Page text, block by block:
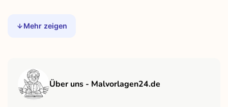
Mehr zeigen
Über uns - Malvorlagen24.de